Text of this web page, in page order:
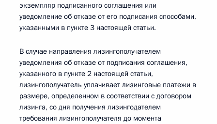
экземпляр подписанного соглашения или
уведомление об отказе от его подписания способами,
указанными в пункте 3 настоящей статьи.
В случае направления лизингополучателем
уведомления об отказе от подписания соглашения,
указанного в пункте 2 настоящей статьи,
лизингополучатель уплачивает лизинговые платежи в
размере, определенном в соответствии с договором
лизинга, со дня получения лизингодателем
требования лизингополучателя до момента